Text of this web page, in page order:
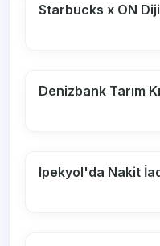
Starbucks x ON
Denizbank Tarım
Ipekyol'da Nakit